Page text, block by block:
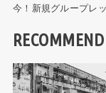
今！新規グループレ
RECOMMEND